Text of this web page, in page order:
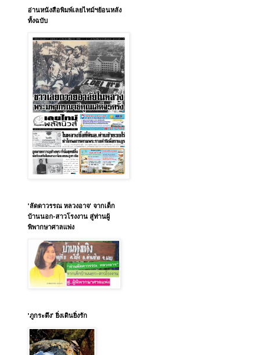
อ่านหนังสือพิมพ์เลยไทม์ฯย้อนหลัง
ทั้งฉบับ
'ลัดดาวรรณ หลวงอาจ' จากเด็ก
บ้านนอก-สาวโรงงาน สู่ท่านผู้
พิพากษาศาลแพ่ง
'ภูกระดึง' ยิ่งเดินยิ่งรัก